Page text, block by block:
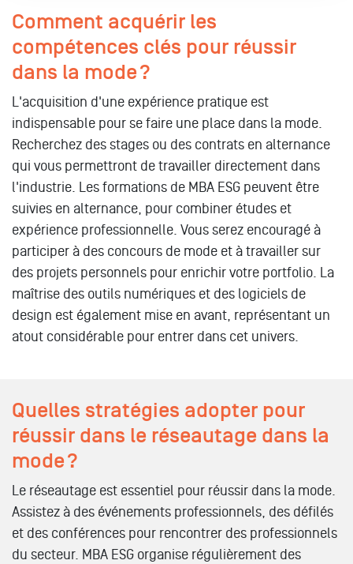
Comment acquérir les
compétences clés pour réussir
dans la mode ?
L'acquisition d'une expérience pratique est
indispensable pour se faire une place dans la mode.
Recherchez des stages ou des contrats en alternance
qui vous permettront de travailler directement dans
l'industrie. Les formations de MBA ESG peuvent être
suivies en alternance, pour combiner études et
expérience professionnelle. Vous serez encouragé à
participer à des concours de mode et à travailler sur
des projets personnels pour enrichir votre portfolio. La
maîtrise des outils numériques et des logiciels de
design est également mise en avant, représentant un
atout considérable pour entrer dans cet univers.
Quelles stratégies adopter pour
réussir dans le réseautage dans la
mode ?
Le réseautage est essentiel pour réussir dans la mode.
Assistez à des événements professionnels, des défilés
et des conférences pour rencontrer des professionnels
du secteur. MBA ESG organise régulièrement des